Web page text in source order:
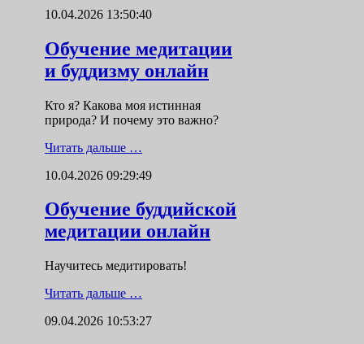
10.04.2026 13:50:40
Обучение медитации
и буддизму онлайн
Кто я? Какова моя истинная
природа? И почему это важно?
Читать дальше …
10.04.2026 09:29:49
Обучение буддийской
медитации онлайн
Научитесь медитировать!
Читать дальше …
09.04.2026 10:53:27